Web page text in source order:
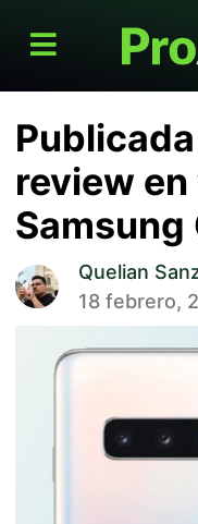
review
Samsung
Quelian
18 febrero,